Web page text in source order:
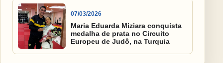
07/03/2026
Maria Eduarda Miziara conquista
medalha de prata no Circuito
Europeu de Judô, na Turquia